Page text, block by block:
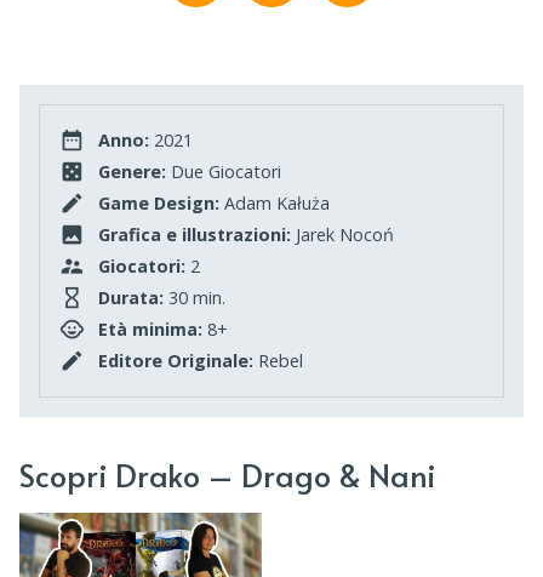
Anno: 2021
Genere: Due Giocatori
Game Design: Adam Kałuża
Grafica e illustrazioni: Jarek Nocoń
Giocatori: 2
Durata: 30 min.
Età minima: 8+
Editore Originale: Rebel
Scopri Drako – Drago & Nani